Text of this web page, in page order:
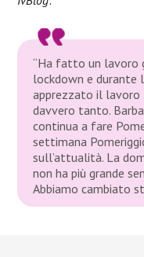
“Ha fatto un lavoro
lockdown e durante
apprezzato il
davvero tanto.
continua a fare
settimana
sull’attualità. La
non ha più grande
Abbiamo cambiato